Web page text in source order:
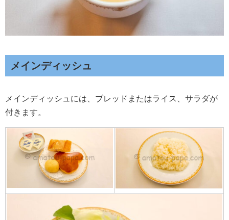
メインディッシュ
メインディッシュには、ブレッドまたはライス、サラダが
付きます。